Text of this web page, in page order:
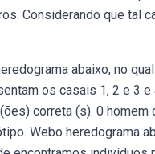
Considerando que tal
abaixo, no
os casais 1, 2 e 3 e
correta (s). 0 homem
Webo heredograma